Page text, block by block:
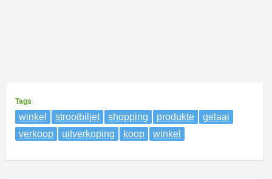
Tags
winkel strooibiljet shopping produkte
gelaai
verkoop
uitverkoping koop winkel